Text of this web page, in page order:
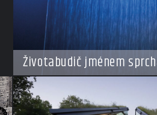
Životabudič jménem